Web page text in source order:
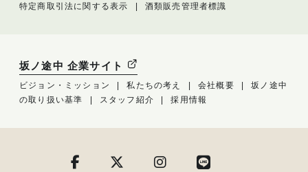
特定商取引法に関する表示 酒類販売管理者標識
坂ノ途中 企業サイト
ビジョン・ミッション 私たちの考え 会社概要
坂ノ途中
の取り扱い基準
スタッフ紹介 採用情報